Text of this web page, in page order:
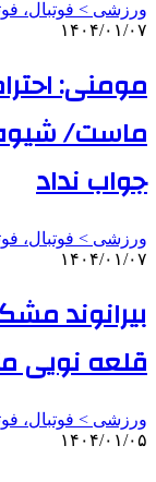
ورزشی > فوتبال،
۱۴۰۴/۰۱/۰۷
مومنی:
ماست/ شیوه
جواب نداد
ورزشی > فوتبال،
۱۴۰۴/۰۱/۰۷
بیرانوند
قلعه نویی
ورزشی > فوتبال،
۱۴۰۴/۰۱/۰۵